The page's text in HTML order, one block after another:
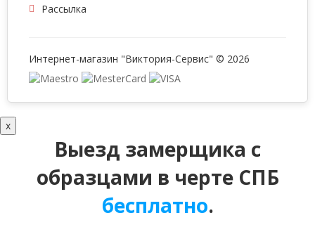
Рассылка
Интернет-магазин "Виктория-Сервис" © 2026
x
Выезд замерщика с
образцами в черте СПБ
бесплатно.